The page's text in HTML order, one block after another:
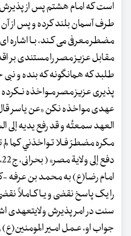
است که امام هشتم پس از پذیرش
طرف آسمان بلند کرده و پس از
مضطر معرفی می کـند، بـا
مقابل عزیز مصر را مستندی بر
طلبد که همانگونه که بنده و
پذیری عزیز مصر مـواخذه نـکرده
‏عهدی مواخذه نکن «عن یاسر قال:
العهد سمعتُه و قد رفع یدیه إلی
مکره مضطرّ فـلا تـواخذني
امام رضا(ع) به محمد بن عرفه
را یک پاسخ نقضی و یـا کـاملاً
سنت در امر پذیرش ولایت‏عهدی
جواب او، عـمل امـیر